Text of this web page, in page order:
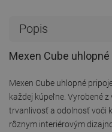
Popis
Mexen Cube
Mexen Cube uhlopné
každej kúpeľne. Vyrobené
trvanlivosť a odolnosť voči
rôznym interiérovým